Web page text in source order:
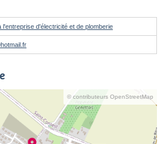
l'entreprise d'électricité et de plomberie
© contributeurs OpenStreetMap